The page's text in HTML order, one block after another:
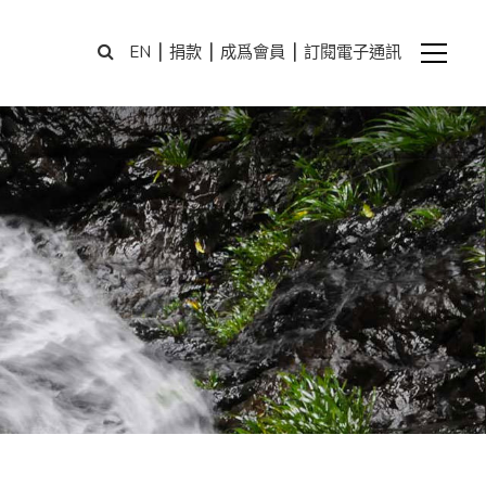
EN | 捐款 | 成爲會員 | 訂閱電子通訊